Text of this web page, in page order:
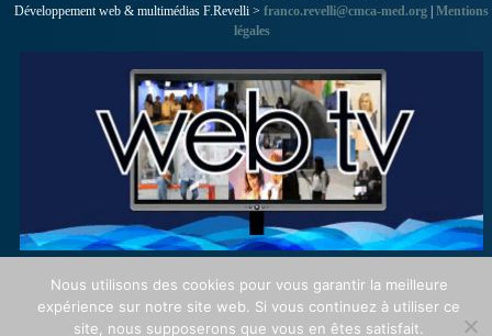
Développement web & multimédias F.Revelli > franco.revelli@cmca-med.org | Mentions
légales
Nous utilisons des cookies pour vous garantir la meilleure
expérience sur notre site web. Si vous continuez à utiliser ce
site, nous supposerons que vous en êtes satisfait.